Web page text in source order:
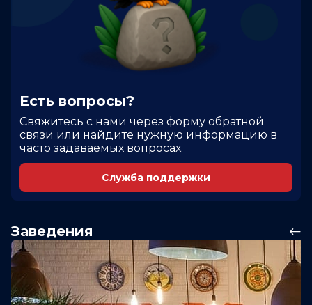
Есть вопросы?
Cвяжитесь с нами через форму обратной
связи или найдите нужную информацию в
часто задаваемых вопросах.
Служба поддержки
Заведения